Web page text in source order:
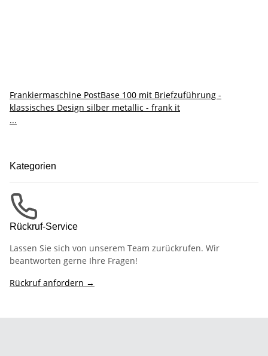
Frankiermaschine PostBase 100 mit Briefzuführung -
klassisches Design silber metallic - frank it
...
Kategorien
Rückruf-Service
Lassen Sie sich von unserem Team zurückrufen. Wir
beantworten gerne Ihre Fragen!
Rückruf anfordern →